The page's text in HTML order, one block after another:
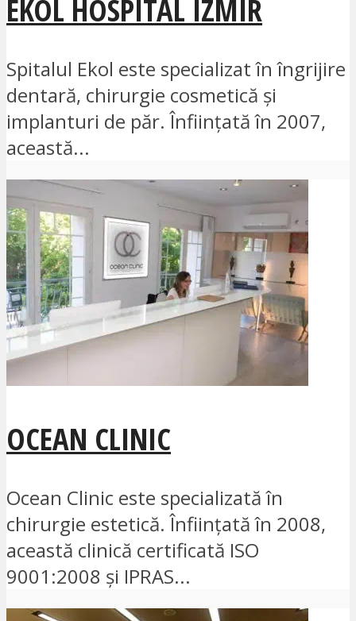
EKOL HOSPITAL IZMIR
Spitalul Ekol este specializat în îngrijire
dentară, chirurgie cosmetică și
implanturi de păr. Înființată în 2007,
această...
OCEAN CLINIC
Ocean Clinic este specializată în
chirurgie estetică. Înființată în 2008,
această clinică certificată ISO
9001:2008 și IPRAS...